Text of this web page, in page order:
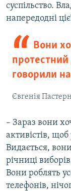
суспільство.
напередодні
Вони
говорили
Євгенія
– Зараз вони
активістів,
Видається,
річниці
Вони роблять
телефонів,